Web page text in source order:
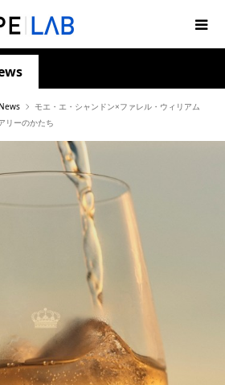
モエ・エ・シャンドン×ファレル・ウィリアム
リーのかたち